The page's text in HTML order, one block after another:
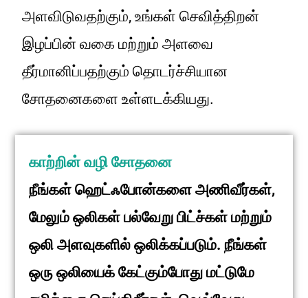
அளவிடுவதற்கும், உங்கள் செவித்திறன்
இழப்பின் வகை மற்றும் அளவை
தீர்மானிப்பதற்கும் தொடர்ச்சியான
சோதனைகளை உள்ளடக்கியது.
காற்றின் வழி சோதனை
நீங்கள் ஹெட்ஃபோன்களை அணிவீர்கள்,
மேலும் ஒலிகள் பல்வேறு பிட்ச்கள் மற்றும்
ஒலி அளவுகளில் ஒலிக்கப்படும். நீங்கள்
ஒரு ஒலியைக் கேட்கும்போது மட்டுமே